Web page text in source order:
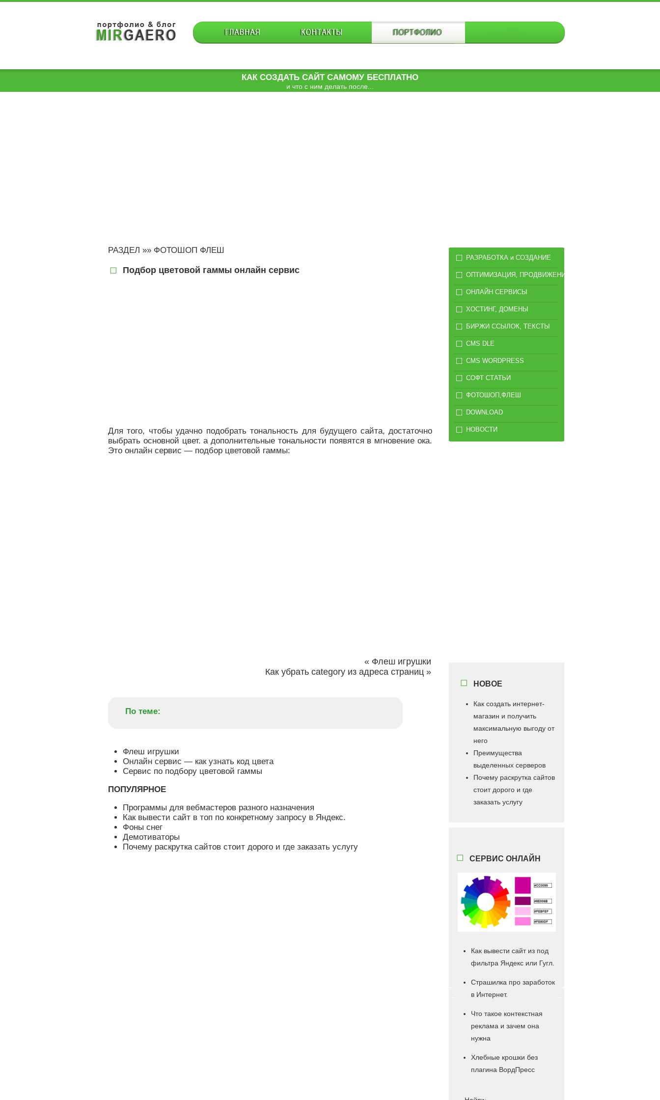
КАК СОЗДАТЬ САЙТ САМОМУ БЕСПЛАТНО
и что с ним делать после...
РАЗДЕЛ »» ФОТОШОП ФЛЕШ
Подбор цветовой гаммы онлайн сервис
Для того, чтобы удачно подобрать тональность для будущего сайта, достаточно
выбрать основной цвет. а дополнительные тональности появятся в мгновение ока.
Это онлайн сервис — подбор цветовой гаммы:
« Флеш игрушки
Как убрать category из адреса страниц »
По теме:
Флеш игрушки
Онлайн сервис — как узнать код цвета
Сервис по подбору цветовой гаммы
ПОПУЛЯРНОЕ
Программы для вебмастеров разного назначения
Как вывести сайт в топ по конкретному запросу в Яндекс.
Фоны снег
Демотиваторы
Почему раскрутка сайтов стоит дорого и где заказать услугу
РАЗРАБОТКА и СОЗДАНИЕ
ОПТИМИЗАЦИЯ, ПРОДВИЖЕНИЕ
ОНЛАЙН СЕРВИСЫ
ХОСТИНГ, ДОМЕНЫ
БИРЖИ ССЫЛОК, ТЕКСТЫ
CMS DLE
CMS WORDPRESS
СОФТ СТАТЬИ
ФОТОШОП,ФЛЕШ
DOWNLOAD
НОВОСТИ
НОВОЕ
Как создать интернет-
магазин и получить
максимальную выгоду от
него
Преимущества
выделенных серверов
Почему раскрутка сайтов
стоит дорого и где
заказать услугу
СЕРВИС ОНЛАЙН
Как вывести сайт из под
фильтра Яндекс или Гугл.
Страшилка про заработок
в Интернет.
Что такое контекстная
реклама и зачем она
нужна
Хлебные крошки без
плагина ВордПресс